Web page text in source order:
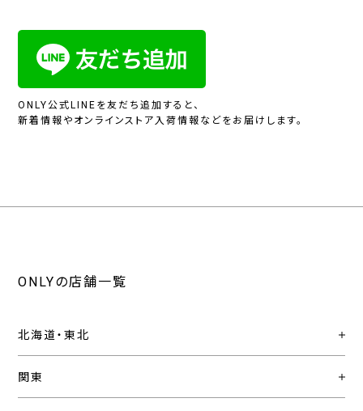
ONLY公式LINEを友だち追加すると、
新着情報やオンラインストア入荷情報などをお届けします。
ONLYの店舗一覧
北海道・東北
関東